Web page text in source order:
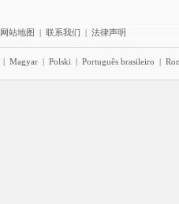
网站地图 | 联系我们 | 法律声明
| Magyar | Polski | Português brasileiro |